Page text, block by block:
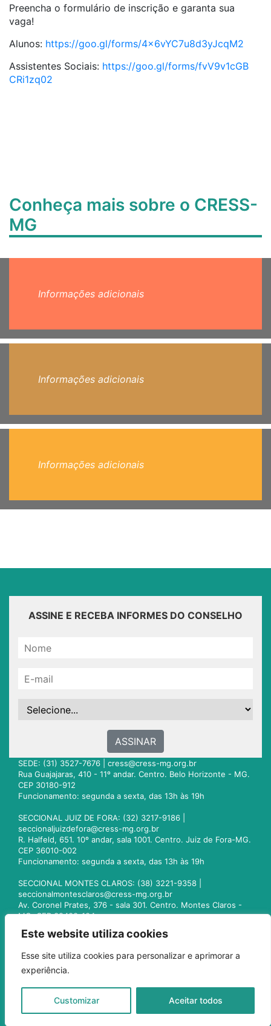
Este website utiliza cookies
Esse site utiliza cookies para personalizar e aprimorar a
experiência.
Customizar Aceitar todos
Preencha o formulário de inscrição e garanta sua
vaga!
Alunos: https://goo.gl/forms/4x6vYC7u8d3yJcqM2
Assistentes Sociais: https://goo.gl/forms/fvV9v1cGB
CRi1zq02
Conheça mais sobre o CRESS-
MG
Informações adicionais
Informações adicionais
Informações adicionais
ASSINE E RECEBA INFORMES DO CONSELHO
ASSINAR
SEDE: (31) 3527-7676 | cress@cress-mg.org.br
Rua Guajajaras, 410 - 11º andar. Centro. Belo Horizonte - MG.
CEP 30180-912
Funcionamento: segunda a sexta, das 13h às 19h
SECCIONAL JUIZ DE FORA: (32) 3217-9186 |
seccionaljuizdefora@cress-mg.org.br
R. Halfeld, 651. 10º andar, sala 1001. Centro. Juiz de Fora-MG.
CEP 36010-002
Funcionamento: segunda a sexta, das 13h às 19h
SECCIONAL MONTES CLAROS: (38) 3221-9358 |
seccionalmontesclaros@cress-mg.org.br
Av. Coronel Prates, 376 - sala 301. Centro. Montes Claros -
MG. CEP 39400-104
seccionaluberlandia@cress-mg.org.br
Av. Afonso Pena, 547 - sala 101. Uberlândia - MG. CEP